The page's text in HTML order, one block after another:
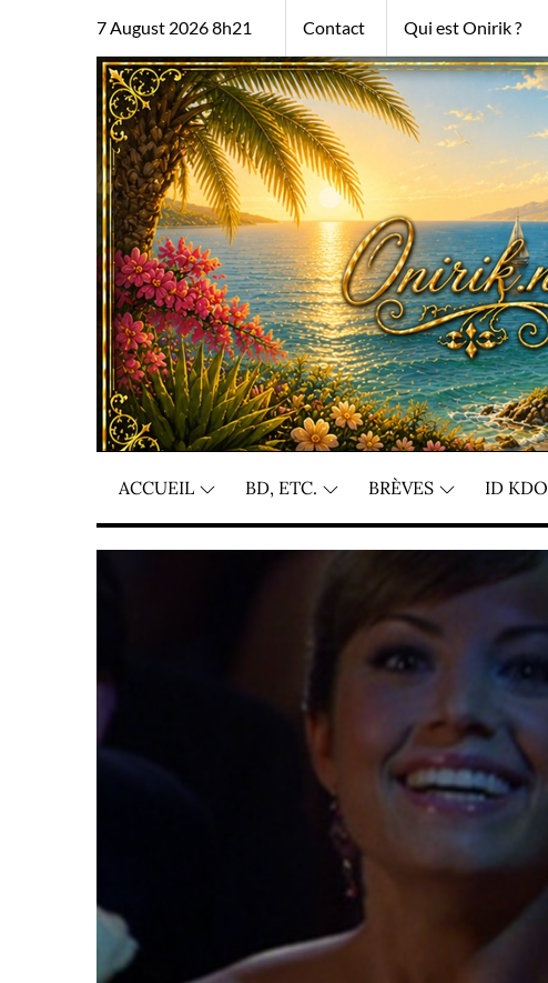
7 August 2026 8h21 Contact Qui est Onirik ?
ACCUEIL BD, ETC. BRÈVES ID KDO